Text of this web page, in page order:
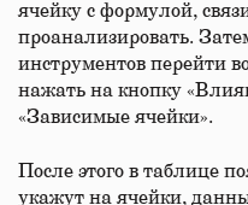
ячейку с формулой,
проанализировать.
инструментов перейти
нажать на кнопку
«Зависимые ячейки».
После этого в таблице
укажут на ячейки,